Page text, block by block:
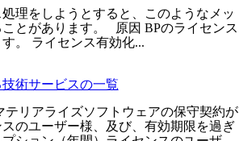
理をしようとすると、このようなメッ
とがあります。 原因 BPのライセンス
。 ライセンス有効化...
術サービスの一覧
テリアライズソフトウェアの保守契約が
のユーザー様、及び、有効期限を過ぎ